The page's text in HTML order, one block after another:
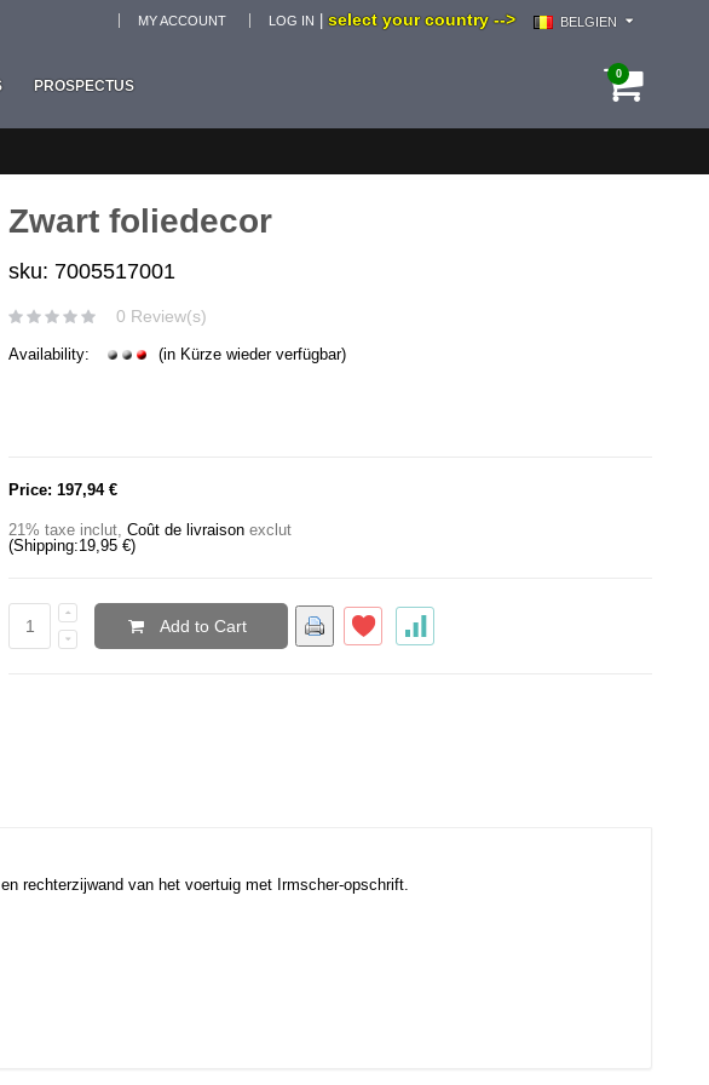
select your country --> BELGIEN
MY ACCOUNT LOG IN
0
PROSPECTUS
Zwart foliedecor
sku: 7005517001
0 Review(s)
Availability: (in Kürze wieder verfügbar)
Price: 197,94 €
21% taxe inclut,Coût de livraison exclut
(Shipping:19,95 €)
Add to Cart
rechterzijwand van het voertuig met Irmscher-opschrift.